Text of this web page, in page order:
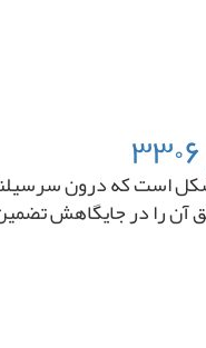
است که درون
را در جایگاهش